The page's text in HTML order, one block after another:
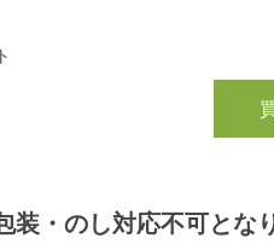
・のし対応不可とな